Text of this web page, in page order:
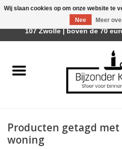
Räder Design Stories
Geurkaarsen
Producten getagd
woning
Wij slaan cookies op om onze website te
Nee
Meer
Afhalen is mogelijk bij Trotz
107 Zwolle | boven de 70